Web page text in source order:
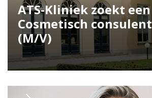
ATS-Kliniek zoekt een
Cosmetisch consulent
(M/V)